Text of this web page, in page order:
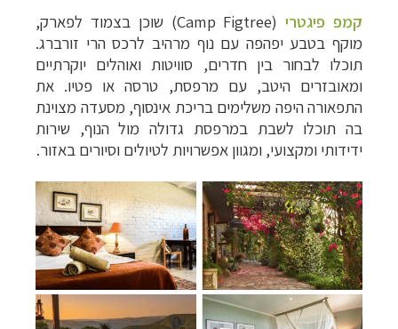
קמפ פיגטרי(
Camp Figtree) שוכן בצמוד לפארק,
מוקף בטבע יפהפה עם נוף מרהיב לרכס הרי זורברג.
תוכלו לבחור בין חדרים, סוויטות ואוהלים יוקרתיים
ומאובזרים היטב, עם מרפסת, טרסה או פטיו. את
התפאורה היפה משלימים בריכת אינסוף, מסעדה מצוינת
בה תוכלו לשבת במרפסת גדולה מול הנוף, שירות
ידידותי ומקצועי, ומגוון אפשרויות לטיולים וסיורים באזור.
מסלולים מוכנים ל-11 יעדים
לחצו לרשימת היעדים
»
קרוזים והפלגות נופשלחצו לרשימת היעדים »
תכנוןטיולים לאמריקה הצפונית לחצו לרשימת
היעדים »